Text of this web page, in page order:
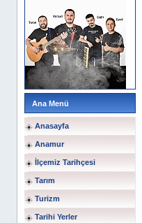
Ana Menü
Anasayfa
Anamur
İlçemiz Tarihçesi
Tarım
Turizm
Tarihi Yerler